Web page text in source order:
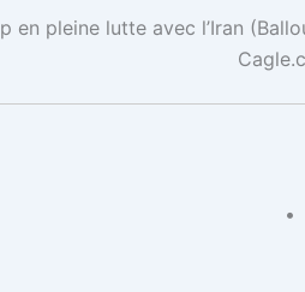
en pleine lutte avec l’Iran
•